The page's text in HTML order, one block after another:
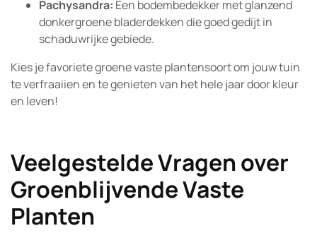
Pachysandra: Een bodembedekker met glanzend
donkergroene bladerdekken die goed gedijt in
schaduwrijke gebiede.
Kies je favoriete groene vaste plantensoort om jouw tuin
te verfraaiien en te genieten van het hele jaar door kleur
en leven!
Veelgestelde Vragen over
Groenblijvende Vaste
Planten